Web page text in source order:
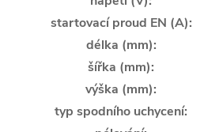
startovací proud EN (A):
délka (mm):
šířka (mm):
výška (mm):
typ spodního uchycení: